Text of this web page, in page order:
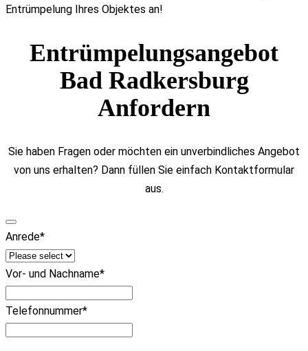
Entrümpelung Ihres Objektes an!
Entrümpelungsangebot
Bad Radkersburg
Anfordern
Sie haben Fragen oder möchten ein unverbindliches Angebot
von uns erhalten? Dann füllen Sie einfach Kontaktformular
aus.
Anrede*
Vor- und Nachname*
Telefonnummer*